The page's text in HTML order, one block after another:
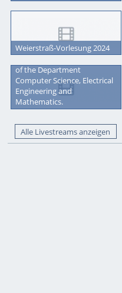
Weierstraß-Vorlesung 2024
of the Department
Computer Science, Electrical
Engineering and
Mathematics.
Alle Livestreams anzeigen